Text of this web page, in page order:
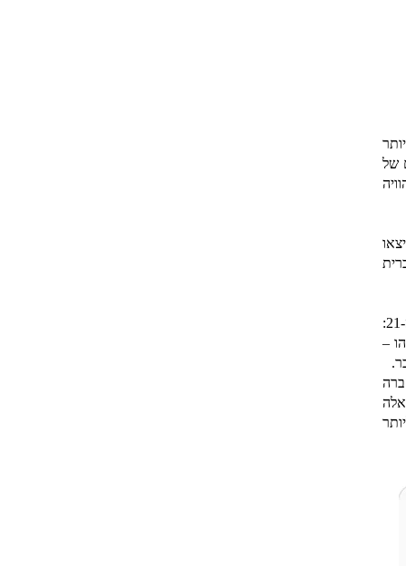
של
(כ-90 אחוזים) יצאו
זוהי שיגרה שקיימת עוד במאה ה-20 והתגברה מאד מאז תחילת המאה ה-21:
–